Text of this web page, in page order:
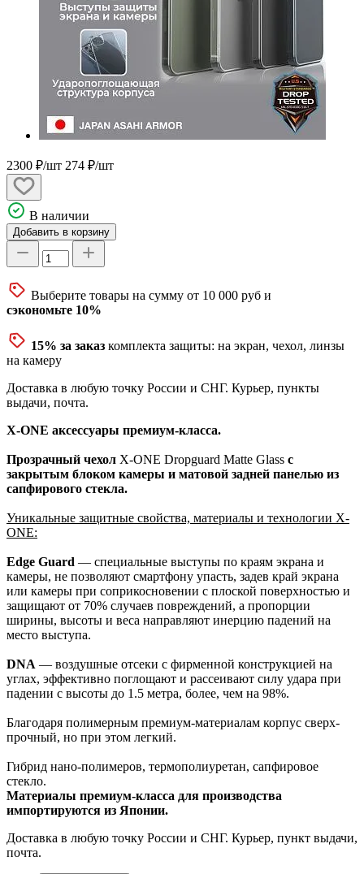
2300 ₽/шт 274 ₽/шт
В наличии
Добавить в корзину
Выберите товары на сумму от 10 000 руб и
сэкономьте 10%
15% за заказ комплекта защиты: на экран, чехол, линзы
на камеру
Доставка в любую точку России и СНГ. Курьер, пункты
выдачи, почта.
X-ONE аксессуары премиум-класса.
Прозрачный чехол X-ONE Dropguard Matte Glass с
закрытым блоком камеры и матовой задней панелью из
сапфирового стекла.
Уникальные защитные свойства, материалы и технологии X-
ONE:
Edge Guard — специальные выступы по краям экрана и
камеры, не позволяют смартфону упасть, задев край экрана
или камеры при соприкосновении с плоской поверхностью и
защищают от 70% случаев повреждений, а пропорции
ширины, высоты и веса направляют инерцию падений на
место выступа.
DNA — воздушные отсеки с фирменной конструкцией на
углах, эффективно поглощают и рассеивают силу удара при
падении с высоты до 1.5 метра, более, чем на 98%.
Благодаря полимерным премиум-материалам корпус сверх-
прочный, но при этом легкий.
Гибрид нано-полимеров, термополиуретан, сапфировое
стекло.
Материалы премиум-класса для производства
импортируются из Японии.
Доставка в любую точку России и СНГ. Курьер, пункт выдачи,
почта.